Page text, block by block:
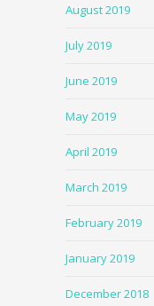
August 2019
July 2019
June 2019
May 2019
April 2019
March 2019
February 2019
January 2019
December 2018